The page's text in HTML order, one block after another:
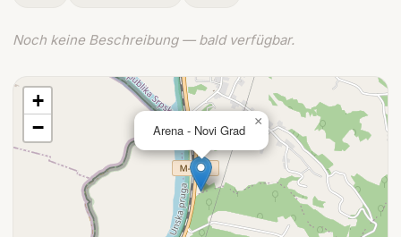
Noch keine Beschreibung — bald verfügbar.
Arena - Novi Grad
×
+
−